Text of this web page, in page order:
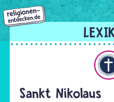
Direkt
zum
Inhalt
Sankt Nikolaus